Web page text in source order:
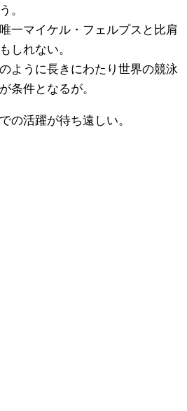
。
一マイケル・フェルプスと比肩
しれない。
ように長きにわたり世界の競泳
条件となるが。
の活躍が待ち遠しい。